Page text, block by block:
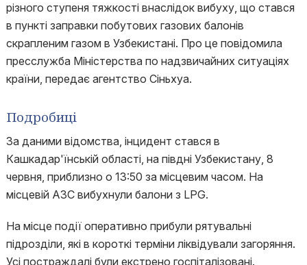
різного ступеня тяжкості внаслідок вибуху, що стався
в пункті заправки побутових газових балонів
скрапленим газом в Узбекистані. Про це повідомила
пресслужба Міністерства по надзвичайних ситуаціях
країни, передає агентство Сіньхуа.
Подробиці
За даними відомства, інцидент стався в
Кашкадар'їнській області, на півдні Узбекистану, 8
червня, приблизно о 13:50 за місцевим часом. На
місцевій АЗС вибухнули балони з LPG.
На місце події оперативно прибули рятувальні
підрозділи, які в короткі терміни ліквідували загоряння.
Усі постраждалі були екстрено госпіталізовані.